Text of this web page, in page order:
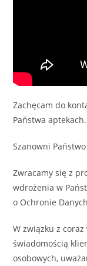
Zachęcam do
Państwa aptekach.
Szanowni Państwo
Zwracamy się z
wdrożenia w
o Ochronie
W związku z
świadomością
osobowych,